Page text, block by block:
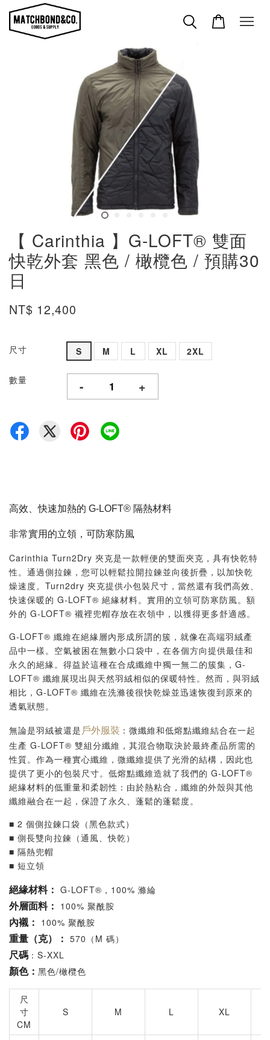
【 Carinthia 】G-LOFT® 雙面
快乾外套 黑色 / 橄欖色 / 預購30
日
NT$ 12,400
尺寸 S M L XL 2XL
數量 - +
高效、快速加熱的 G-LOFT® 隔熱材料
非常實用的立領，可防寒防風
Carinthia Turn2Dry 夾克是一款輕便的雙面夾克，具有快乾特
性。通過側拉鍊，您可以輕鬆拉開拉鍊並向後折疊，以加快乾
燥速度。Turn2dry 夾克提供小包裝尺寸，當然還有我們高效、
快速保暖的 G-LOFT® 絕緣材料。實用的立領可防寒防風。額
外的 G-LOFT® 襯裡兜帽存放在衣領中，以獲得更多舒適感。
G-LOFT® 纖維在絕緣層內形成所謂的簇，就像在高端羽絨產
品中一樣。空氣被困在無數小口袋中，在各個方向提供最佳和
永久的絕緣。得益於這種在合成纖維中獨一無二的簇集，G-
LOFT® 纖維展現出與天然羽絨相似的保暖特性。然而，與羽絨
相比，G-LOFT® 纖維在洗滌後很快乾燥並迅速恢復到原來的
透氣狀態。
無論是羽絨被還是 戶外服裝 ：微纖維和低熔點纖維結合在一起
生產 G-LOFT® 雙組分纖維，其混合物取決於最終產品所需的
性質。作為一種實心纖維，微纖維提供了光滑的結構，因此也
提供了更小的包裝尺寸。低熔點纖維造就了我們的 G-LOFT®
絕緣材料的低重量和柔韌性：由於熱粘合，纖維的外殼與其他
纖維融合在一起，保證了永久、蓬鬆的蓬鬆度。
■ 2 個側拉鍊口袋（黑色款式）
■ 側長雙向拉鍊（通風、快乾）
■ 隔熱兜帽
■ 短立領
絕緣材料： G-LOFT®，100% 滌綸
外層面料： 100% 聚酰胺
內襯： 100% 聚酰胺
重量（克）： 570（M 碼）
尺碼 ：S-XXL
顏色： 黑色/橄欖色
尺
寸
CM
S M L XL